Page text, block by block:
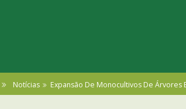
Notícias Expansão De Monocultivos De Árvores